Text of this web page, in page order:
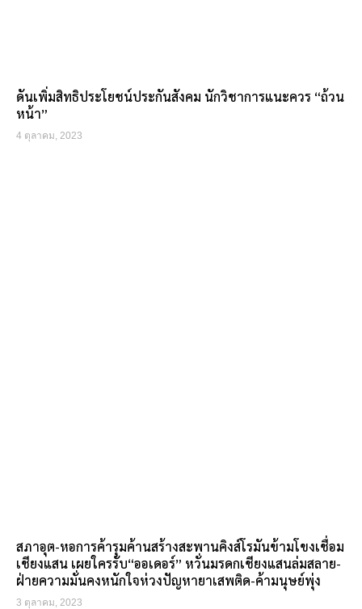
ดันเพิ่มสิทธิประโยชน์ประกันสังคม นักวิชาการแนะควร “ถ้วน
หน้า”
4 ตุลาคม, 2023
สภาอุต-หอการค้ารุมค้านสร้างสะพานคิงส์โรมันข้ามโขงเชื่อม
เชียงแสน เผยใครรับ“ออเดอร์” หวั่นมรดกเชียงแสนล่มสลาย-
ฝ่ายความมั่นคงหนักใจห่วงปัญหายาเสพติด-ค้ามนุษย์พุ่ง
3 ตุลาคม, 2023